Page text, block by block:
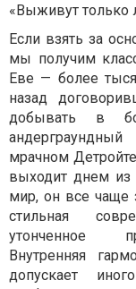
«Выживут только
Если взять за
мы получим
Еве — более
назад
добывать в
мрачном Детройте
выходит днем из
мир, он все чаще
стильная
утонченное
Внутренняя
допускает